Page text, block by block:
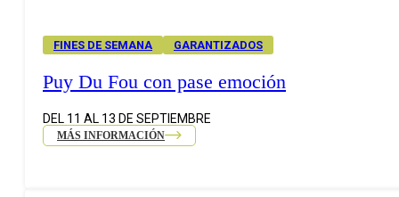
FINES DE SEMANA GARANTIZADOS
Puy Du Fou con pase emoción
DEL 11 AL 13 DE SEPTIEMBRE
MÁS INFORMACIÓN